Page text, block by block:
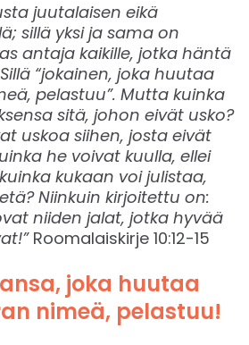
juutalaisen eikä
sillä yksi ja sama on
antaja kaikille, jotka häntä
“jokainen, joka huutaa
pelastuu”. Mutta kuinka
sitä, johon eivät usko?
uskoa siihen, josta eivät
he voivat kuulla, ellei
kukaan voi julistaa,
Niinkuin kirjoitettu on:
niiden jalat, jotka hyvää
Roomalaiskirje 10:12-15
joka huutaa
nimeä, pelastuu!